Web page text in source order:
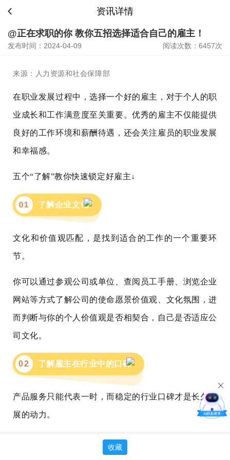
资讯详情
@正在求职的你 教你五招选择适合自己的雇主！
发布时间：2024-04-09 阅读次数：6457次
来源：人力资源和社会保障部
在职业发展过程中，选择一个好的雇主，对于个人的职
业成长和工作满意度至关重要。优秀的雇主不仅能提供
良好的工作环境和薪酬待遇，还会关注雇员的职业发展
和幸福感。
五个“了解”教你快速锁定好雇主↓
01 了解企业文化
文化和价值观匹配，是找到适合的工作的一个重要环
节。
你可以通过参观公司或单位、查阅员工手册、浏览企业
网站等方式了解公司的使命愿景价值观、文化氛围，进
而判断与你的个人价值观是否相契合，自己是否适应公
司文化。
02 了解雇主在行业中的口碑
产品服务只能代表一时，而稳定的行业口碑才是长久发
展的动力。
你需要了解雇主是否重视社会责任，相应的产品和服务
收藏